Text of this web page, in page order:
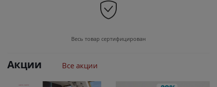
Весь товар сертифицирован
Акции Все акции